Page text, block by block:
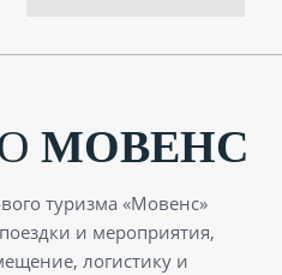
МОВЕНС
туризма «Мовенс»
и мероприятия,
логистику и